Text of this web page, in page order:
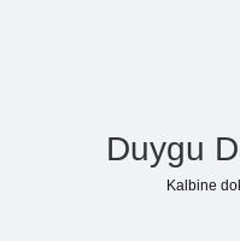
Duygu
Kalbine